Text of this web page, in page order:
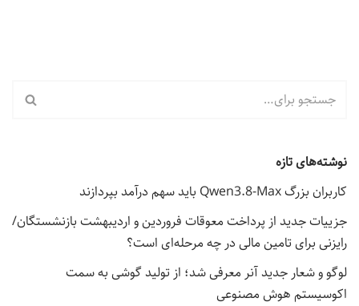
نوشته‌های تازه
کاربران بزرگ Qwen3.8-Max باید سهم درآمد بپردازند
جزییات جدید از پرداخت معوقات فروردین و اردیبهشت بازنشستگان/
رایزنی برای تامین مالی در چه مرحله‌ای است؟
لوگو و شعار جدید آنر معرفی شد؛ از تولید گوشی به سمت
اکوسیستم هوش مصنوعی